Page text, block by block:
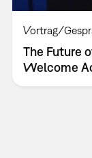
Vortrag/
The Future
Welcome